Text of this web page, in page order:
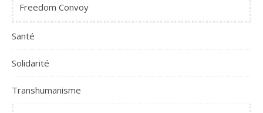
Freedom Convoy
Santé
Solidarité
Transhumanisme